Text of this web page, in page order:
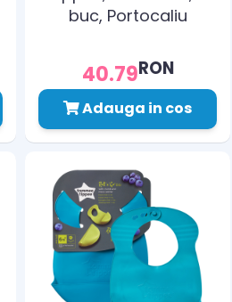
buc, Portocaliu
40.79RON
Adauga in cos